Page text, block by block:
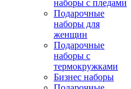
наборы с пледами
Подарочные
наборы для
женщин
Подарочные
наборы с
термокружками
Бизнес наборы